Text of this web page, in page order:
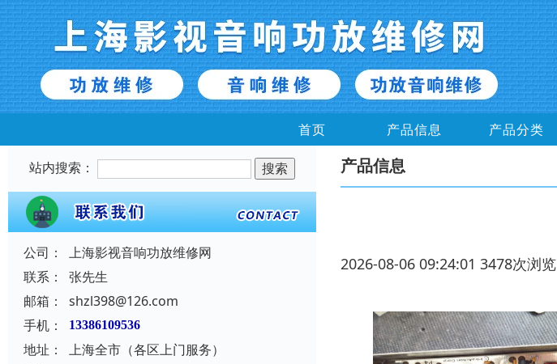
首页 产品信息 产品分类
站内搜索：
公司：
上海影视音响功放维修网
联系：
张先生
邮箱：
shzl398@126.com
手机：
13386109536
地址：
上海全市（各区上门服务）
产品信息
2026-08-06 09:24:01 3478次浏览